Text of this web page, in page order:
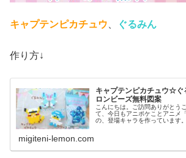
キャプテンピカチュウ、 ぐるみん
作り方↓
キャプテンピカチュウ☆
ロンビーズ無料図案
こんにちは。ご訪問ありがとう
て、今日もアニポケことアニメ
の、登場キャラを作っています
migiteni-lemon.com